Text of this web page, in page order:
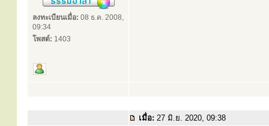
ลงทะเบียนเมื่อ: 08 ธ.ค. 2008,
09:34
โพสต์: 1403
เมื่อ: 27 มิ.ย. 2020, 09:38